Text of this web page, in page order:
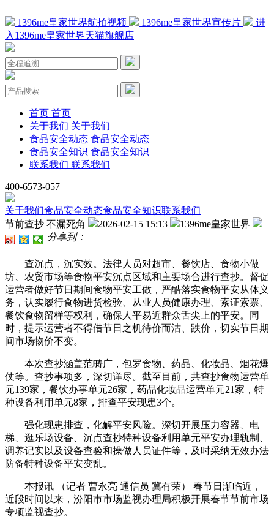
1396me皇家世界航拍视频 1396me皇家世界宣传片
进
入1396me皇家世界天猫旗舰店
首页 首页
关于我们 关于我们
食品安全动态 食品安全动态
食品安全知识 食品安全知识
联系我们 联系我们
400-6573-057
关于我们食品安全动态食品安全知识联系我们
节前查抄 不漏死角
2026-02-15 15:13
1396me皇家世界
分享到：
查沉点，沉实效。法律人员对超市、餐饮店、食物小做
坊、农贸市场等食物平安沉点区域和主要场合进行查抄。督促
运营者做好节日期间食物平安工做，严酷落实食物平安从体义
务，认实履行食物进货检验、从业人员健康办理、索证索票、
餐饮食物留样等权利，确保人平易近群众舌尖上的平安。同
时，提示运营者不得借节日之机待价而沽、跌价，切实节日期
间市场物价不变。
本次查抄涵盖范畴广，包罗食物、药品、化妆品、烟花爆
仗等。查抄事项多，深切详尽。截至目前，共查抄食物运营单
元139家，餐饮办事单元26家，药品化妆品运营单元21家，特
种设备利用单元8家，排查平安现患3个。
强化现患排查，化解平安风险。深切开展压力容器、电
梯、逛乐场设备、沉点查抄特种设备利用单元平安办理轨制、
调养记实以及设备查验和操做人员证件等，及时采纳无效办法
防备特种设备平安变乱。
本报讯 （记者 曹永亮 通信员 冀有荣） 春节日渐临近，
近段时间以来，汾阳市市场监视办理局积极开展春节节前市场
专项监视查抄。